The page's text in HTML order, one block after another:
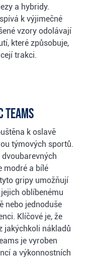
a hybridy.
k výjimečné
vzory odolávají
které způsobuje,
trakci.
Teams
k oslavě
týmových sportů.
modré a bílé
gripy umožňují
oblíbenému
nebo jednoduše
Klíčové je, že
jakýchkoli nákladů
je vyroben
a výkonnostních